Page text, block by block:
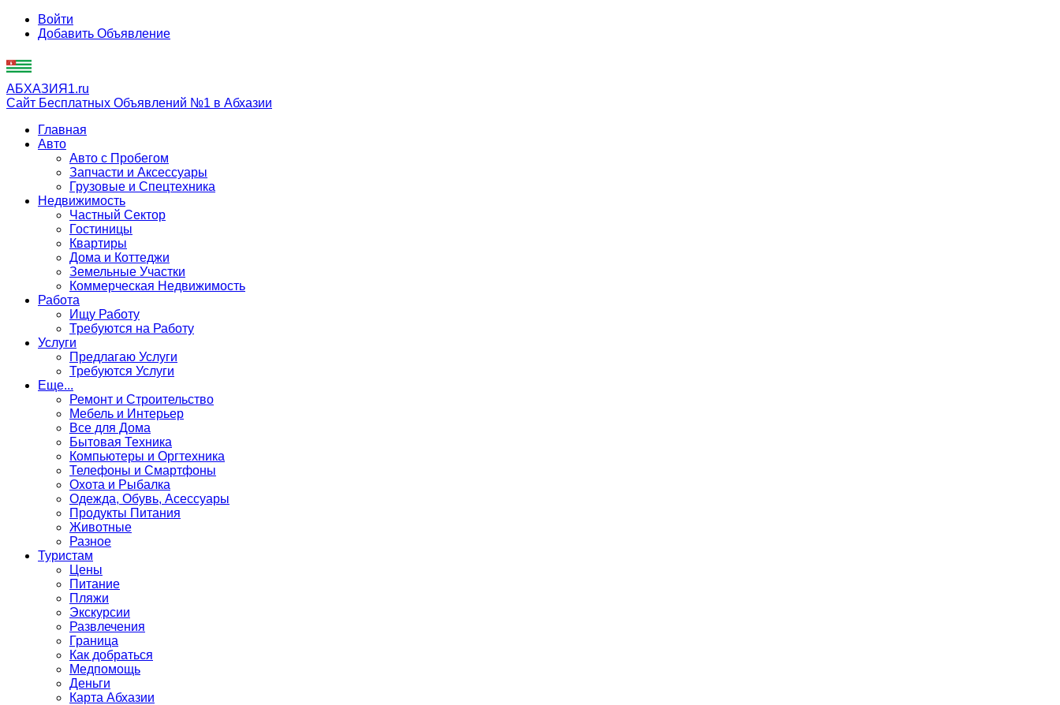
Войти
Добавить Объявление
АБХАЗИЯ1.ru
Сайт Бесплатных Объявлений №1 в Абхазии
Главная
Авто
Авто с Пробегом
Запчасти и Аксессуары
Грузовые и Спецтехника
Недвижимость
Частный Сектор
Гостиницы
Квартиры
Дома и Коттеджи
Земельные Участки
Коммерческая Недвижимость
Работа
Ищу Работу
Требуются на Работу
Услуги
Предлагаю Услуги
Требуются Услуги
Еще...
Ремонт и Строительство
Мебель и Интерьер
Все для Дома
Бытовая Техника
Компьютеры и Оргтехника
Телефоны и Смартфоны
Охота и Рыбалка
Одежда, Обувь, Асессуары
Продукты Питания
Животные
Разное
Туристам
Цены
Питание
Пляжи
Экскурсии
Развлечения
Граница
Как добраться
Медпомощь
Деньги
Карта Абхазии